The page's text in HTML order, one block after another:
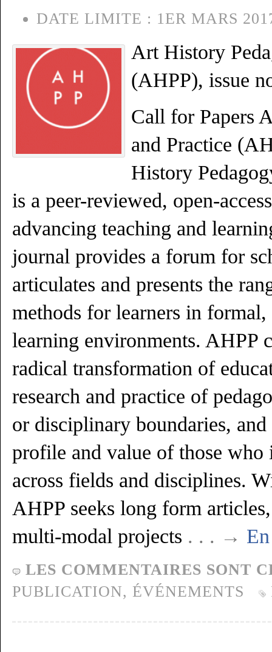
DATE LIMITE : 1ER MARS
Art History
(AHPP), issue
Call for Papers
and Practice
History
is a peer-reviewed, open-
advancing teaching and
journal provides a forum for
articulates and presents the
methods for learners in
learning environments. AHPP
radical transformation of
research and practice of
or disciplinary boundaries, and
profile and value of those who
across fields and disciplines.
AHPP seeks long form
multi-modal projects . . . →
LES COMMENTAIRES SONT
PUBLICATION, ÉVÉNEMENTS